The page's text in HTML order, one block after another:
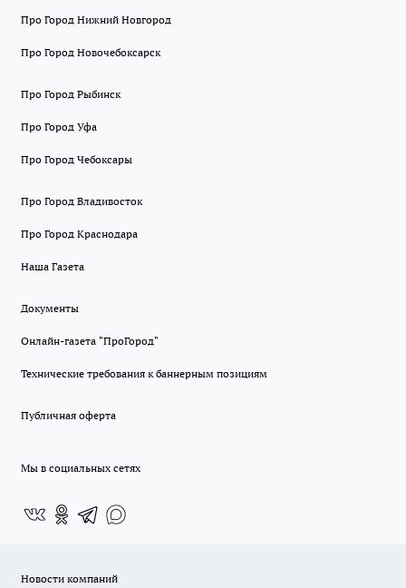
Про Город Нижний Новгород
Про Город Новочебоксарск
Про Город Рыбинск
Про Город Уфа
Про Город Чебоксары
Про Город Владивосток
Про Город Краснодара
Наша Газета
Документы
Онлайн-газета "ПроГород"
Технические требования к баннерным позициям
Публичная оферта
Мы в социальных сетях
Новости компаний